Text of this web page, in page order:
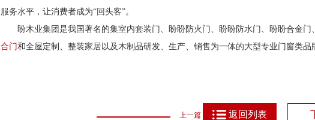
服务水平，让消费者成为“回头客”。
盼木业集团是我国著名的集室内套装门、盼盼防火门、盼盼防水门、盼盼合金门、
合门和全屋定制、整装家居以及木制品研发、生产、销售为一体的大型专业门窗类
上一篇 返回列表